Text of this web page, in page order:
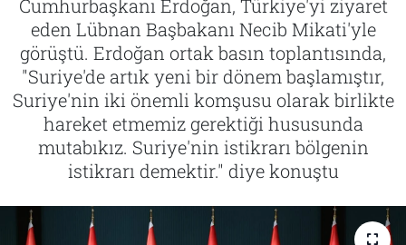
Cumhurbaşkanı Erdoğan, Türkiye'yi ziyaret
eden Lübnan Başbakanı Necib Mikati'yle
görüştü. Erdoğan ortak basın toplantısında,
"Suriye'de artık yeni bir dönem başlamıştır,
Suriye'nin iki önemli komşusu olarak birlikte
hareket etmemiz gerektiği hususunda
mutabıkız. Suriye'nin istikrarı bölgenin
istikrarı demektir." diye konuştu
Tarih
İletişim
Künye